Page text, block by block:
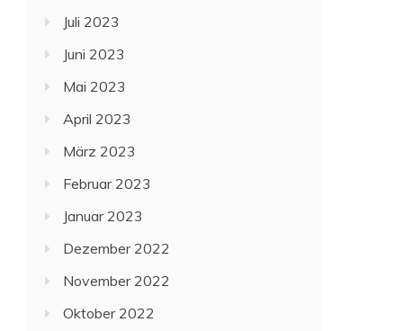
Juli 2023
Juni 2023
Mai 2023
April 2023
März 2023
Februar 2023
Januar 2023
Dezember 2022
November 2022
Oktober 2022